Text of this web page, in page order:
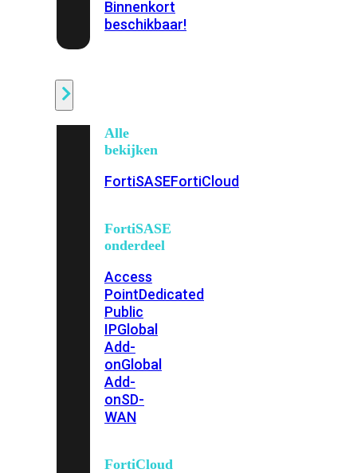
Binnenkort
beschikbaar!
Alle
bekijken
FortiSASEFortiCloud
FortiSASE
onderdeel
Access
PointDedicated
Public
IPGlobal
Add-
onGlobal
Add-
onSD-
WAN
FortiCloud